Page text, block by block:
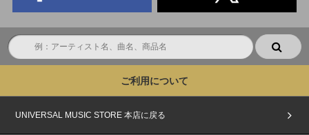
ご利用について
UNIVERSAL MUSIC STORE 本店に戻る